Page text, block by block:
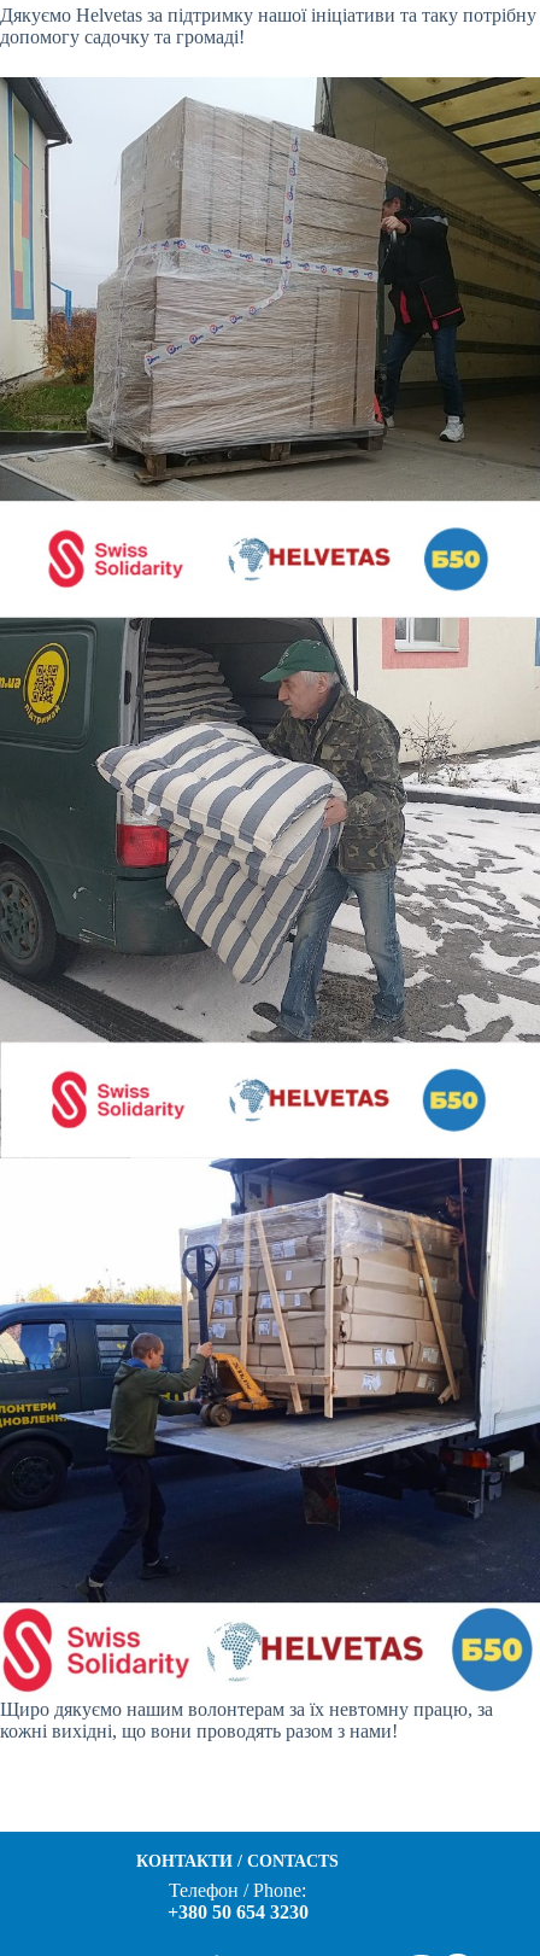
Дякуємо Helvetas за підтримку нашої ініціативи та таку потрібну
допомогу садочку та громаді!
Щиро дякуємо нашим волонтерам за їх невтомну працю, за
кожні вихідні, що вони проводять разом з нами!
КОНТАКТИ / CONTACTS
Телефон / Phone:
+380 50 654 3230